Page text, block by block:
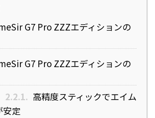
G7 Pro ZZZエディションの
G7 Pro ZZZエディションの
2.2.1. 高精度スティックでエイム
安定